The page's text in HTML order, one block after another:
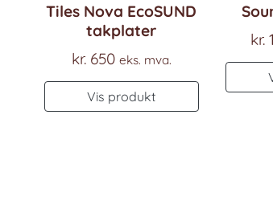
Tiles Nova EcoSUND
takplater
kr.650 eks. mva.
Vis produkt
kr.